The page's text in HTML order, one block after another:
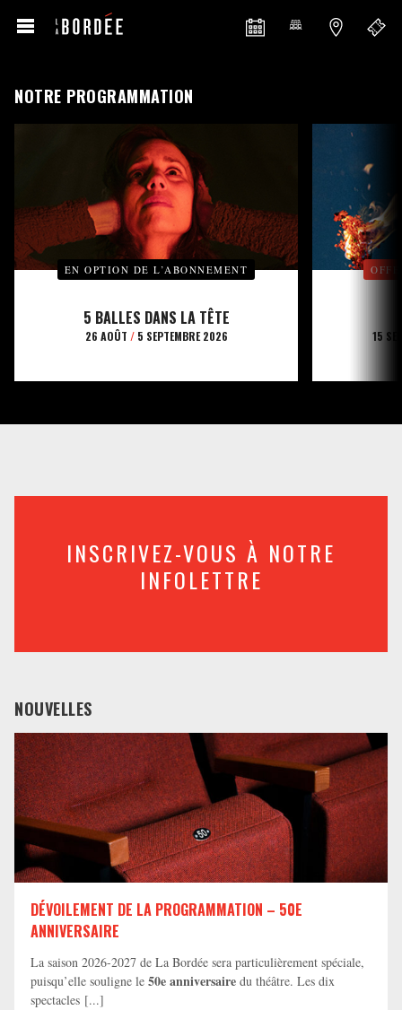
NOTRE PROGRAMMATION
EN OPTION DE L’ABONNEMENT
5 BALLES DANS LA TÊTE
26 AOÛT /5 SEPTEMBRE 2026 15
INSCRIVEZ-VOUS À NOTRE
INFOLETTRE
NOUVELLES
DÉVOILEMENT DE LA PROGRAMMATION – 50E
ANNIVERSAIRE
La saison 2026-2027 de La Bordée sera particulièrement spéciale,
puisqu’elle souligne le 50e anniversaire du théâtre. Les dix
spectacles [...]